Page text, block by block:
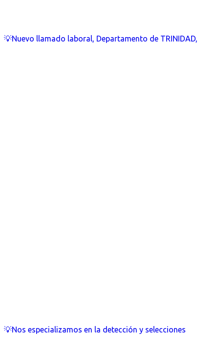
💡Nuevo llamado laboral, Departamento de TRINIDAD,
💡Nos especializamos en la detección y selecciones